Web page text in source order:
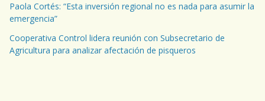
Paola Cortés: “Esta inversión regional no es nada para asumir la
emergencia”
Cooperativa Control lidera reunión con Subsecretario de
Agricultura para analizar afectación de pisqueros